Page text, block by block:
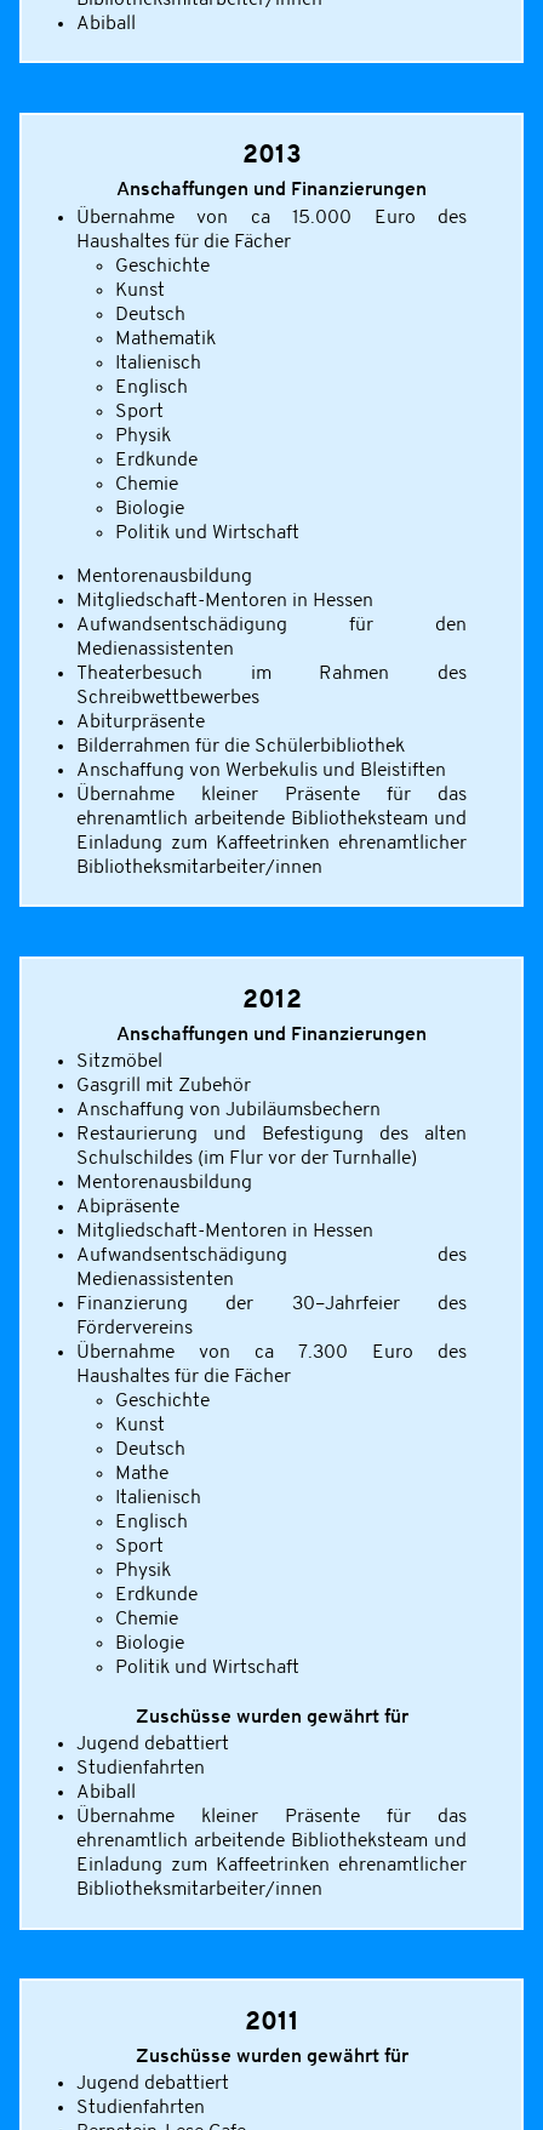
Abiball
2013
Anschaffungen und Finanzierungen
Übernahme von ca 15.000 Euro des
Haushaltes für die Fächer
Geschichte
Kunst
Deutsch
Mathematik
Italienisch
Englisch
Sport
Physik
Erdkunde
Chemie
Biologie
Politik und Wirtschaft
Mentorenausbildung
Mitgliedschaft-Mentoren in Hessen
Aufwandsentschädigung für den
Medienassistenten
Theaterbesuch im Rahmen des
Schreibwettbewerbes
Abiturpräsente
Bilderrahmen für die Schülerbibliothek
Anschaffung von Werbekulis und Bleistiften
Übernahme kleiner Präsente für das
ehrenamtlich arbeitende Bibliotheksteam und
Einladung zum Kaffeetrinken ehrenamtlicher
Bibliotheksmitarbeiter/innen
2012
Anschaffungen und Finanzierungen
Sitzmöbel
Gasgrill mit Zubehör
Anschaffung von Jubiläumsbechern
Restaurierung und Befestigung des alten
Schulschildes (im Flur vor der Turnhalle)
Mentorenausbildung
Abipräsente
Mitgliedschaft-Mentoren in Hessen
Aufwandsentschädigung des
Medienassistenten
Finanzierung der 30–Jahrfeier des
Fördervereins
Übernahme von ca 7.300 Euro des
Haushaltes für die Fächer
Geschichte
Kunst
Deutsch
Mathe
Italienisch
Englisch
Sport
Physik
Erdkunde
Chemie
Biologie
Politik und Wirtschaft
Zuschüsse wurden gewährt für
Jugend debattiert
Studienfahrten
Abiball
Übernahme kleiner Präsente für das
ehrenamtlich arbeitende Bibliotheksteam und
Einladung zum Kaffeetrinken ehrenamtlicher
Bibliotheksmitarbeiter/innen
2011
Zuschüsse wurden gewährt für
Jugend debattiert
Studienfahrten